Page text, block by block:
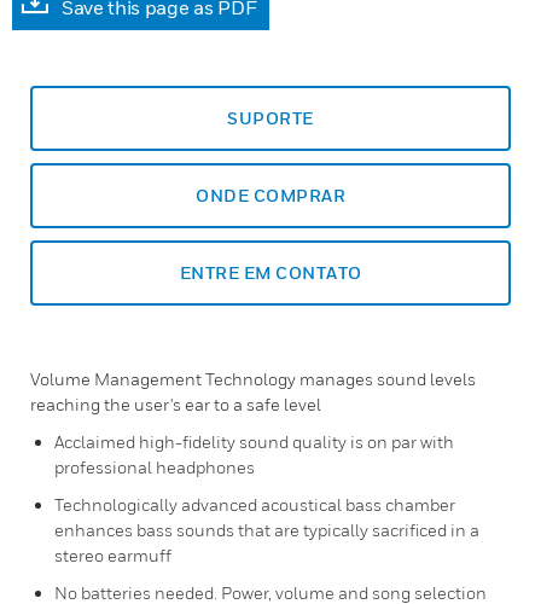
Save this page as PDF
SUPORTE
ONDE COMPRAR
ENTRE EM CONTATO
Volume Management Technology manages sound levels
reaching the user's ear to a safe level
Acclaimed high-fidelity sound quality is on par with
professional headphones
Technologically advanced acoustical bass chamber
enhances bass sounds that are typically sacrificed in a
stereo earmuff
No batteries needed. Power, volume and song selection